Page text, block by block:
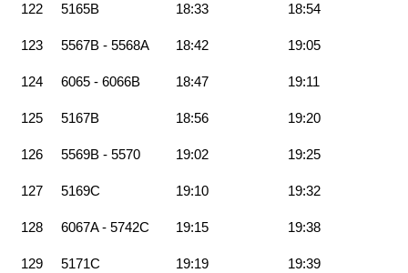
122 5165B 18:33 18:54
123 5567B - 5568A 18:42 19:05
124 6065 - 6066B 18:47 19:11
125 5167B 18:56 19:20
126 5569B - 5570 19:02 19:25
127 5169C 19:10 19:32
128 6067A - 5742C 19:15 19:38
129 5171C 19:19 19:39